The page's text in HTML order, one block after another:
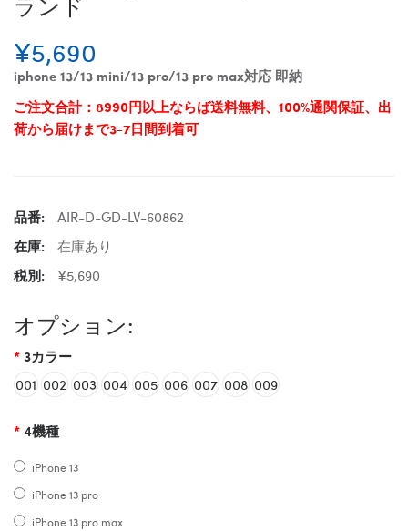
¥5,690
iphone 13/13 mini/13 pro/13 pro max対応 即納
ご注文合計：8990円以上ならば送料無料、100%通関保証、出
荷から届けまで3-7日間到着可
品番:
AIR-D-GD-LV-60862
在庫:
在庫あり
税別:
¥5,690
オプション:
3カラー
001 002 003 004 005 006 007 008 009
4機種
iPhone 13
iPhone 13 pro
iPhone 13 pro max